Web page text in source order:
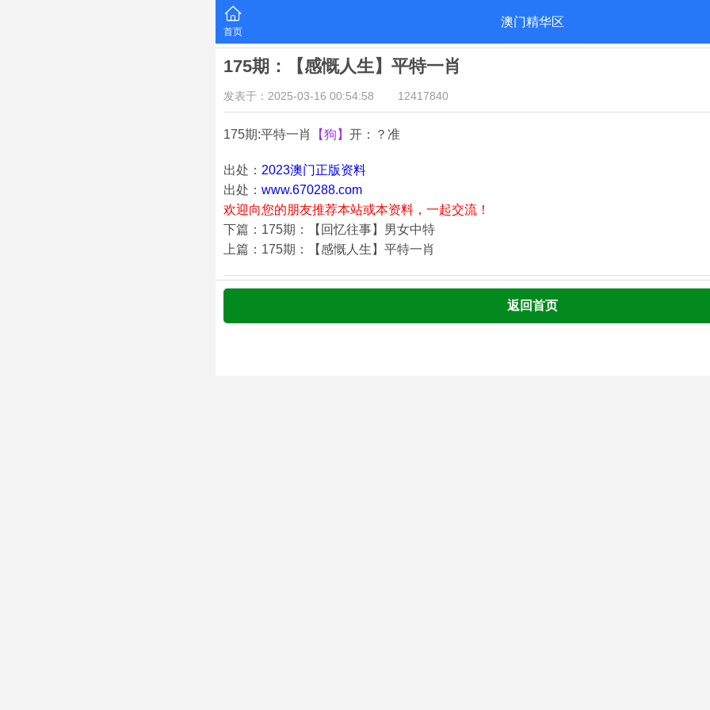
首页
澳门精华区
175期：【感慨人生】平特一肖
发表于：2025-03-16 00:54:58 12417840
175期:平特一肖 【狗】 开：？准
出处： 2023澳门正版资料
出处： www.670288.com
欢迎向您的朋友推荐本站或本资料，一起交流！
下篇：175期：【回忆往事】男女中特
上篇：175期：【感慨人生】平特一肖
返回首页